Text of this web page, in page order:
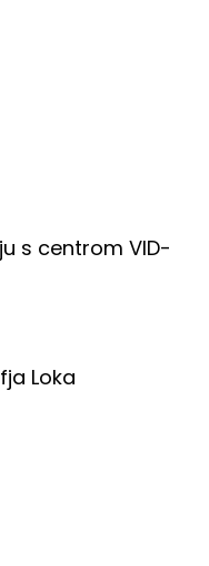
s centrom VID-
Loka